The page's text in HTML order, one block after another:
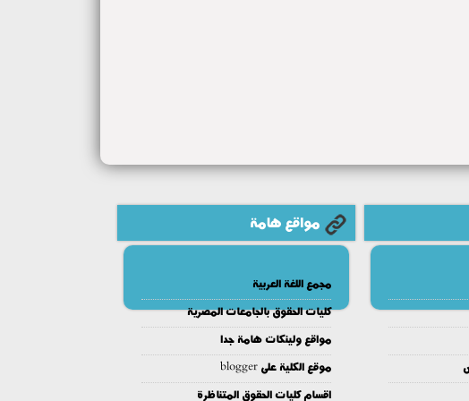
مواقع هامة
مجمع اللغة العربية
كليات الحقوق بالجامعات المصرية
مواقع ولينكات هامة جدا
موقع الكلية على blogger
اقسام كليات الحقوق المتناظرة